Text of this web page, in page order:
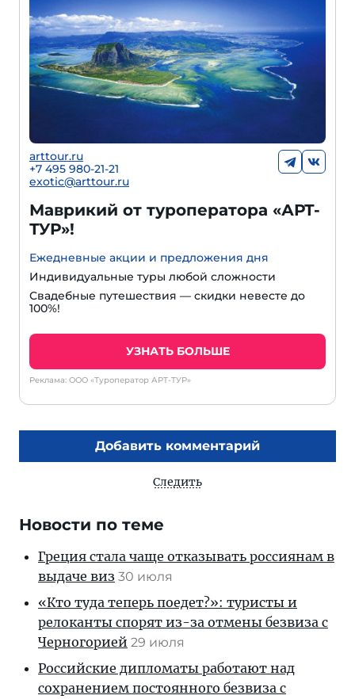
arttour.ru
+7 495 980-21-21
exotic@arttour.ru
Маврикий от туроператора «АРТ-
ТУР»!
Ежедневные акции и предложения дня
Индивидуальные туры любой сложности
Свадебные путешествия — скидки невесте до
100%!
УЗНАТЬ БОЛЬШЕ
Реклама: ООО «Туроператор АРТ-ТУР»
Добавить комментарий
Следить
Новости по теме
Греция стала чаще отказывать россиянам в
выдаче виз 30 июля
«Кто туда теперь поедет?»: туристы и
релоканты спорят из-за отмены безвиза с
Черногорией 29 июля
Российские дипломаты работают над
сохранением постоянного безвиза с